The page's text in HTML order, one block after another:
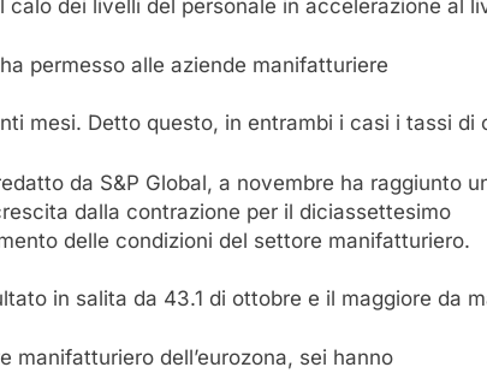
calo dei livelli del personale in accelerazione al
permesso alle aziende manifatturiere
mesi. Detto questo, in entrambi i casi i tassi di
da S&P Global, a novembre ha raggiunto
dalla contrazione per il diciassettesimo
delle condizioni del settore manifatturiero.
in salita da 43.1 di ottobre e il maggiore da
manifatturiero dell’eurozona, sei hanno